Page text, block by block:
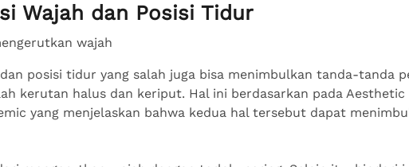
Wajah dan Posisi Tidur
posisi tidur yang salah juga bisa menimbulkan tanda-tanda
kerutan halus dan keriput. Hal ini berdasarkan pada
yang menjelaskan bahwa kedua hal tersebut dapat